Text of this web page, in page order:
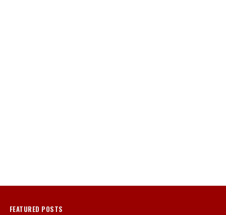
FEATURED POSTS